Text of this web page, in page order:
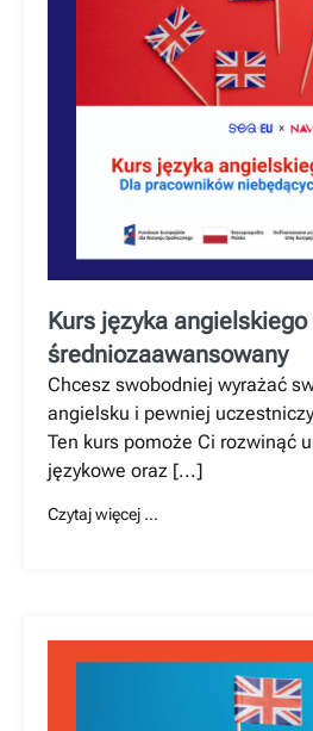
Kurs języka
średniozaawansowany
Chcesz swobodniej wyrażać
angielsku i pewniej
Ten kurs pomoże Ci rozwinąć
językowe oraz [...]
Czytaj więcej …